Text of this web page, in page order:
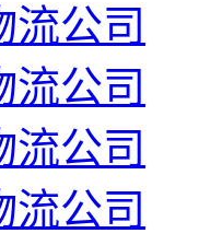
流公司
流公司
流公司
流公司